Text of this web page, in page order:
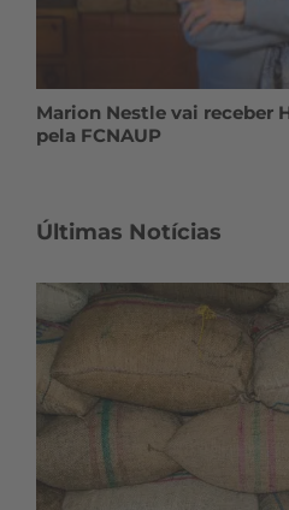
Marion Nestle vai receber
pela FCNAUP
Últimas Notícias